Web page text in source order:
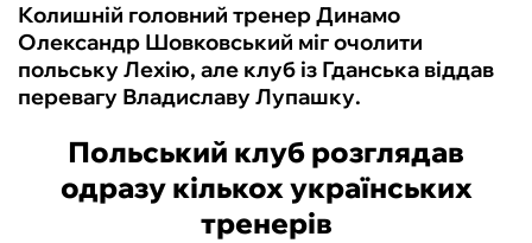
Колишній головний тренер Динамо
Олександр Шовковський міг очолити
польську Лехію, але клуб із Гданська віддав
перевагу Владиславу Лупашку.
Польський клуб розглядав
одразу кількох українських
тренерів